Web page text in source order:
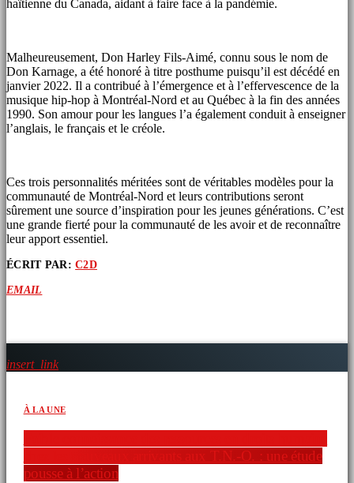
haïtienne du Canada, aidant à faire face à la pandémie.
Malheureusement, Don Harley Fils-Aimé, connu sous le nom de
Don Karnage, a été honoré à titre posthume puisqu’il est décédé en
janvier 2022. Il a contribué à l’émergence et à l’effervescence de la
musique hip-hop à Montréal-Nord et au Québec à la fin des années
1990. Son amour pour les langues l’a également conduit à enseigner
l’anglais, le français et le créole.
Ces trois personnalités méritées sont de véritables modèles pour la
communauté de Montréal-Nord et leurs contributions seront
sûrement une source d’inspiration pour les jeunes générations. C’est
une grande fierté pour la communauté de les avoir et de reconnaître
leur apport essentiel.
ÉCRIT PAR:C2D
EMAIL
insert_link
À LA UNE
chez les nouveaux arrivants aux T.N.-O. : une étude
pousse à l’action